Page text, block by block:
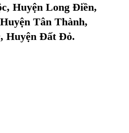
Huyện Long Điền,
Tân Thành,
Huyện Đất Đỏ.